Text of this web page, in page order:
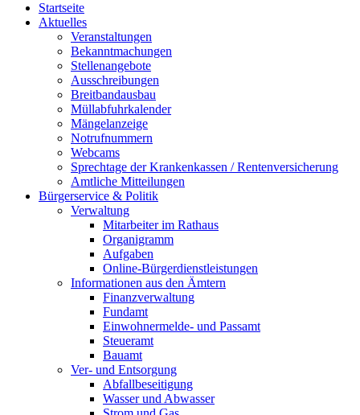
Startseite
Aktuelles
Veranstaltungen
Bekanntmachungen
Stellenangebote
Ausschreibungen
Breitbandausbau
Müllabfuhrkalender
Mängelanzeige
Notrufnummern
Webcams
Sprechtage der Krankenkassen / Rentenversicherung
Amtliche Mitteilungen
Bürgerservice & Politik
Verwaltung
Mitarbeiter im Rathaus
Organigramm
Aufgaben
Online-Bürgerdienstleistungen
Informationen aus den Ämtern
Finanzverwaltung
Fundamt
Einwohnermelde- und Passamt
Steueramt
Bauamt
Ver- und Entsorgung
Abfallbeseitigung
Wasser und Abwasser